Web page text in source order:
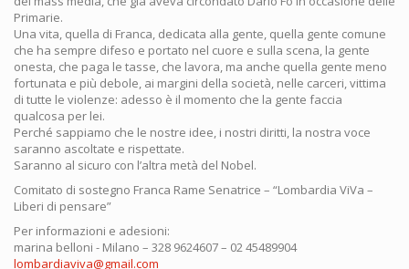
Primarie.
Una vita, quella di Franca, dedicata alla gente, quella gente comune
che ha sempre difeso e portato nel cuore e sulla scena, la gente
onesta, che paga le tasse, che lavora, ma anche quella gente meno
fortunata e più debole, ai margini della società, nelle carceri, vittima
di tutte le violenze: adesso è il momento che la gente faccia
qualcosa per lei.
Perché sappiamo che le nostre idee, i nostri diritti, la nostra voce
saranno ascoltate e rispettate.
Saranno al sicuro con l’altra metà del Nobel.
Comitato di sostegno Franca Rame Senatrice – “Lombardia ViVa –
Liberi di pensare”
Per informazioni e adesioni:
marina belloni - Milano – 328 9624607 – 02 45489904
lombardiaviva@gmail.com